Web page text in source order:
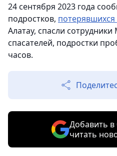
24 сентября 2023 года
подростков, потерявшихся
Алатау, спасли
спасателей, подростки
часов.
Добавить
читать